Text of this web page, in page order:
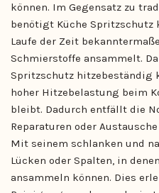
können. Im Gegensatz zu
benötigt Küche Spritzschutz
Laufe der Zeit
Schmierstoffe ansammelt.
Spritzschutz hitzebeständig
hoher Hitzebelastung beim
bleibt. Dadurch entfällt die
Reparaturen oder
Mit seinem schlanken und
Lücken oder Spalten, in
ansammeln können. Dies